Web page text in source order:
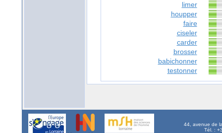
limer
houpper
faire
ciseler
carder
brosser
babichonner
testonner
44, avenue de
Tél. :